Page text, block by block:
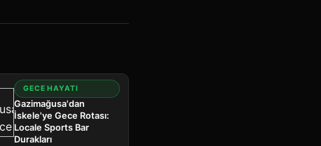
GECE HAYATI
Gazimağusa'dan
İskele'ye Gece Rotası:
Locale Sports Bar
Durakları